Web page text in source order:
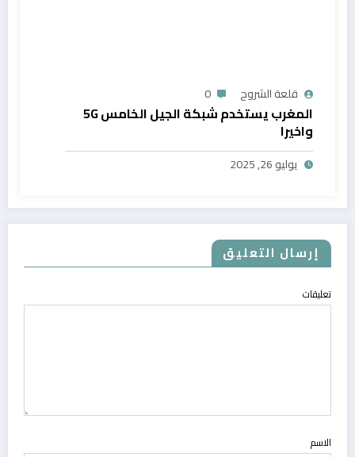
قلعة الشروح 0
المغرب يستخدم شبكة الجيل الخامس 5G
واخيرا
يوليو 26, 2025
إرسال التعليق
تعليقات
الاسم